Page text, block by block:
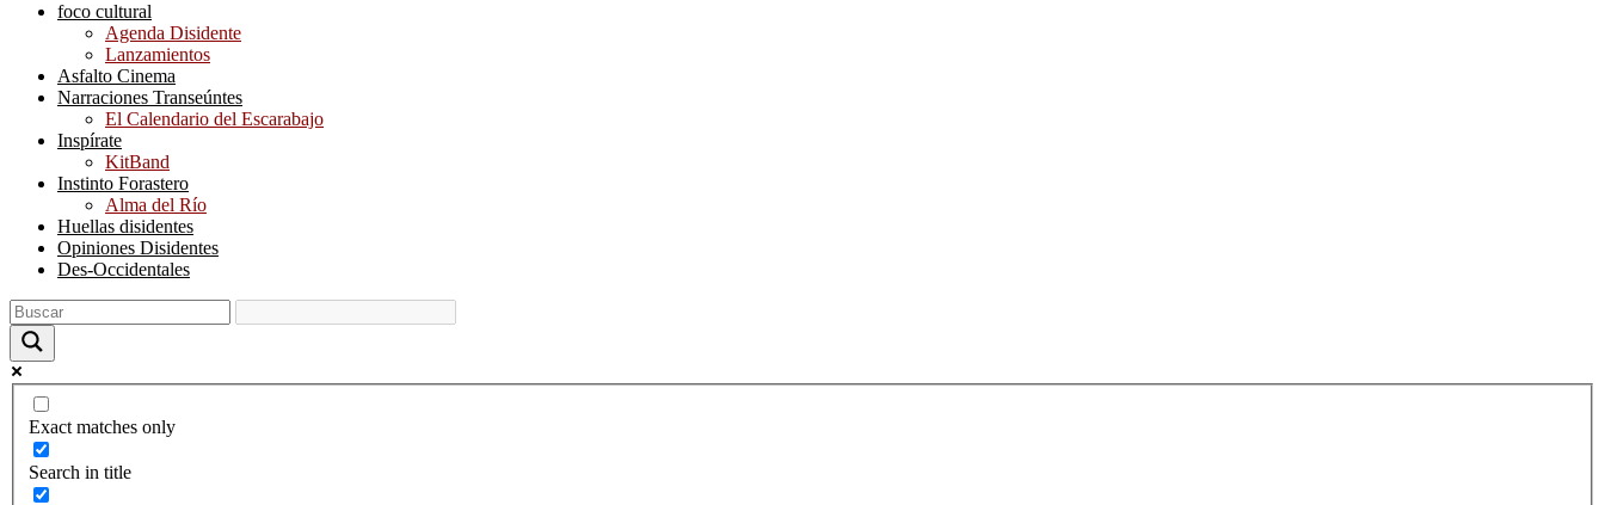
foco cultural
Agenda Disidente
Lanzamientos
Asfalto Cinema
Narraciones Transeúntes
El Calendario del Escarabajo
Inspírate
KitBand
Instinto Forastero
Alma del Río
Huellas disidentes
Opiniones Disidentes
Des-Occidentales
Exact matches only
Search in title